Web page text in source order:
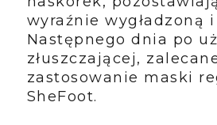
wyraźnie wygładzoną
Następnego dnia po
złuszczającej,
zastosowanie maski
SheFoot.